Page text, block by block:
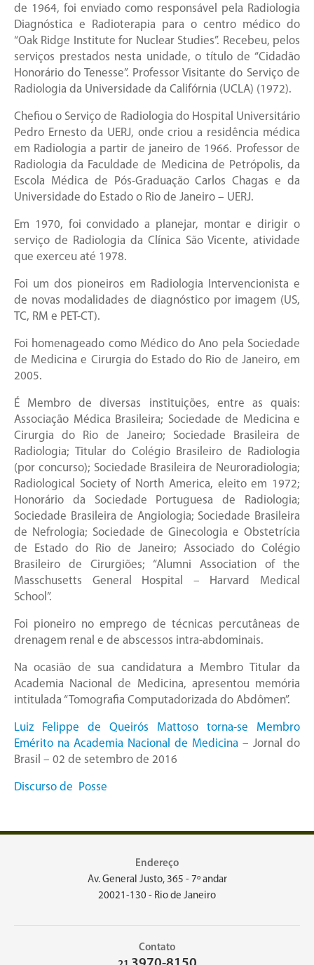
de 1964, foi enviado como responsável pela Radiologia
Diagnóstica e Radioterapia para o centro médico do
“Oak Ridge Institute for Nuclear Studies”. Recebeu, pelos
serviços prestados nesta unidade, o título de “Cidadão
Honorário do Tenesse”. Professor Visitante do Serviço de
Radiologia da Universidade da Califórnia (UCLA) (1972).
Chefiou o Serviço de Radiologia do Hospital Universitário
Pedro Ernesto da UERJ, onde criou a residência médica
em Radiologia a partir de janeiro de 1966. Professor de
Radiologia da Faculdade de Medicina de Petrópolis, da
Escola Médica de Pós-Graduação Carlos Chagas e da
Universidade do Estado o Rio de Janeiro – UERJ.
Em 1970, foi convidado a planejar, montar e dirigir o
serviço de Radiologia da Clínica São Vicente, atividade
que exerceu até 1978.
Foi um dos pioneiros em Radiologia Intervencionista e
de novas modalidades de diagnóstico por imagem (US,
TC, RM e PET-CT).
Foi homenageado como Médico do Ano pela Sociedade
de Medicina e Cirurgia do Estado do Rio de Janeiro, em
2005.
É Membro de diversas instituições, entre as quais:
Associação Médica Brasileira; Sociedade de Medicina e
Cirurgia do Rio de Janeiro; Sociedade Brasileira de
Radiologia; Titular do Colégio Brasileiro de Radiologia
(por concurso); Sociedade Brasileira de Neuroradiologia;
Radiological Society of North America, eleito em 1972;
Honorário da Sociedade Portuguesa de Radiologia;
Sociedade Brasileira de Angiologia; Sociedade Brasileira
de Nefrologia; Sociedade de Ginecologia e Obstetrícia
de Estado do Rio de Janeiro; Associado do Colégio
Brasileiro de Cirurgiões; “Alumni Association of the
Masschusetts General Hospital – Harvard Medical
School”.
Foi pioneiro no emprego de técnicas percutâneas de
drenagem renal e de abscessos intra-abdominais.
Na ocasião de sua candidatura a Membro Titular da
Academia Nacional de Medicina, apresentou memória
intitulada “Tomografia Computadorizada do Abdômen”.
Luiz Felippe de Queirós Mattoso torna‐se Membro
Emérito na Academia Nacional de Medicina – Jornal do
Brasil – 02 de setembro de 2016
Discurso de Posse
Endereço
Av. General Justo, 365 - 7º andar
20021-130 - Rio de Janeiro
Contato